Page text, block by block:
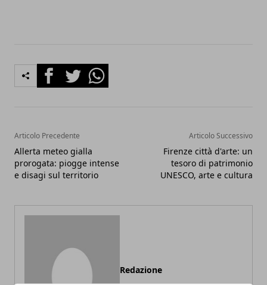
FacebookTwitterWhatsapp
Articolo Precedente
Allerta meteo gialla
prorogata: piogge intense
e disagi sul territorio
Articolo Successivo
Firenze città d'arte: un
tesoro di patrimonio
UNESCO, arte e cultura
Redazione